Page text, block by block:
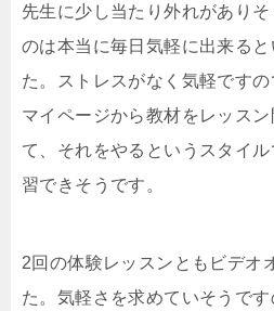
先生に少し当たり外れがあり
のは本当に毎日気軽に出来る
た。ストレスがなく気軽です
マイページから教材をレッス
て、それをやるというスタイ
習できそうです。
2回の体験レッスンともビデオ
た。気軽さを求めていそうで